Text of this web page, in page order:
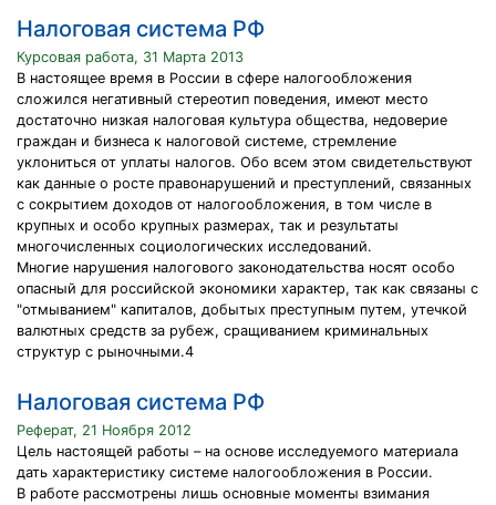
Налоговая система РФ
Курсовая работа, 31 Марта 2013
В настоящее время в России в сфере налогообложения
сложился негативный стереотип поведения, имеют место
достаточно низкая налоговая культура общества, недоверие
граждан и бизнеса к налоговой системе, стремление
уклониться от уплаты налогов. Обо всем этом свидетельствуют
как данные о росте правонарушений и преступлений, связанных
с сокрытием доходов от налогообложения, в том числе в
крупных и особо крупных размерах, так и результаты
многочисленных социологических исследований.
Многие нарушения налогового законодательства носят особо
опасный для российской экономики характер, так как связаны с
"отмыванием" капиталов, добытых преступным путем, утечкой
валютных средств за рубеж, сращиванием криминальных
структур с рыночными.4
Налоговая система РФ
Реферат, 21 Ноября 2012
Цель настоящей работы – на основе исследуемого материала
дать характеристику системе налогообложения в России.
В работе рассмотрены лишь основные моменты взимания